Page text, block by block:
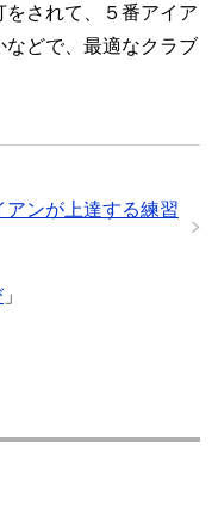
されて、５番アイア
などで、最適なクラブ
ンが上達する練習
」